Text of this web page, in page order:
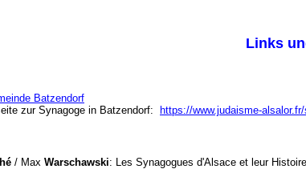
Links
Batzendorf
zur Synagoge in Batzendorf:
https://www.judaisme-
/ Max Warschawski: Les Synagogues d'Alsace et leur